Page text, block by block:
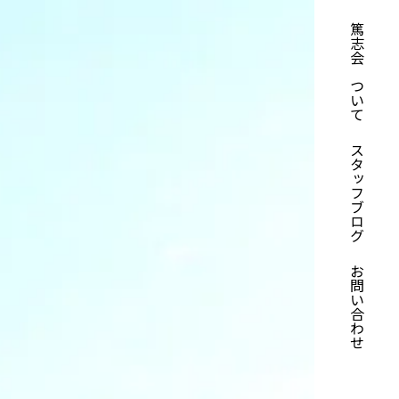
篤志会について
スタッフブログ
お問い合わせ